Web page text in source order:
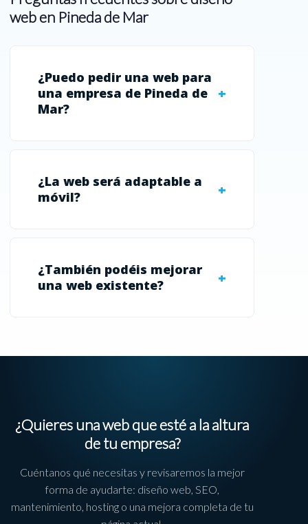
web en Pineda de Mar
¿Puedo pedir una web para
una empresa de Pineda de
Mar?
¿La web será adaptable a
móvil?
¿También podéis mejorar
una web existente?
¿Quieres una web que esté a la altura
de tu empresa?
Cuéntanos qué necesitas y revisaremos la mejor
forma de ayudarte: diseño web, SEO,
mantenimiento, hosting o una mejora completa de tu